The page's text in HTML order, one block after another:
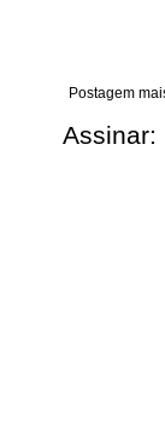
Postagem
Assinar: